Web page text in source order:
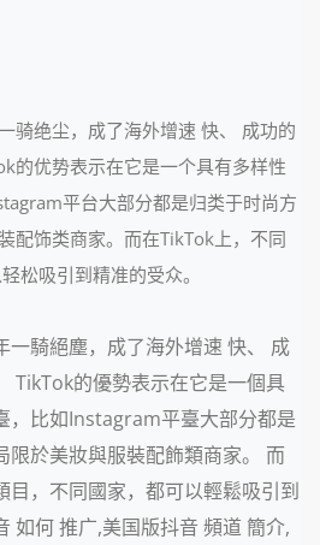
骑绝尘，成了海外增速 快、 成功的
的优势表示在它是一个具有多样性
平台大部分都是归类于时尚方
配饰类商家。而在TikTok上，不同
松吸引到精准的受众。
一騎絕塵，成了海外增速 快、 成
TikTok的優勢表示在它是一個具
，比如Instagram平臺大部分都是
限於美妝與服裝配飾類商家。 而
目，不同國家，都可以輕鬆吸引到
如何 推广,美国版抖音 頻道 簡介,